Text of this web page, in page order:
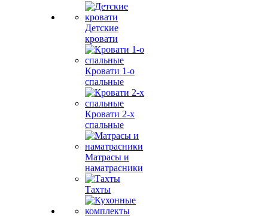
Детские
кровати
Кровати 1-о
спальные
Кровати 2-х
спальные
Матрасы и
наматрасники
Тахты